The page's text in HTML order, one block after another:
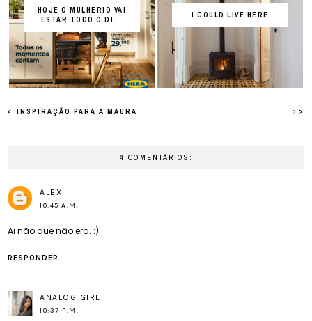
HOJE O MULHERIO VAI
ESTAR TODO O DI...
I COULD LIVE HERE
INSPIRAÇÃO PARA A MAURA
4 COMENTÁRIOS:
ALEX
10:45 A.M.
Ai não que não era. :)
RESPONDER
ANALOG GIRL
10:37 P.M.